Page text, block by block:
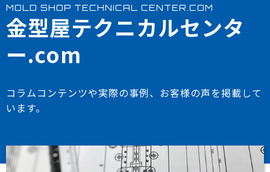
MOLD SHOP TECHNICAL CENTER.COM
金型屋テクニカルセンタ
ー.com
コラムコンテンツや実際の事例、お客様の声を掲載して
います。